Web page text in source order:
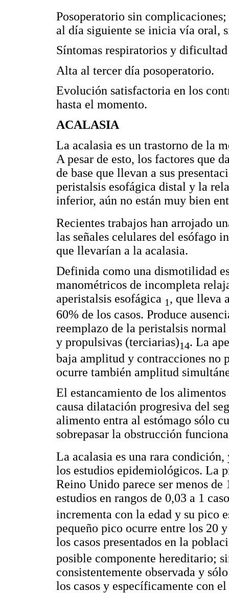
Posoperatorio sin
al día siguiente se inicia vía oral,
Síntomas respiratorios y
Alta al tercer día posoperatorio.
Evolución satisfactoria en los
hasta el momento.
ACALASIA
La acalasia es un trastorno de la
A pesar de esto, los factores que
de base que llevan a sus
peristalsis esofágica distal y la
inferior, aún no están muy bien
Recientes trabajos han arrojado
las señales celulares del esófago
que llevarían a la acalasia.
Definida como una dismotilidad
manométricos de incompleta
aperistalsis esofágica 1, que lleva
60% de los casos. Produce
reemplazo de la peristalsis
y propulsivas (terciarias)14. La
baja amplitud y contracciones no
ocurre también amplitud
El estancamiento de los
causa dilatación progresiva del
alimento entra al estómago sólo
sobrepasar la obstrucción
La acalasia es una rara
los estudios epidemiológicos. La
Reino Unido parece ser menos
estudios en rangos de 0,03 a 1
incrementa con la edad y su pico
pequeño pico ocurre entre los 20
los casos presentados en la
posible componente hereditario;
consistentemente observada y
los casos y específicamente con